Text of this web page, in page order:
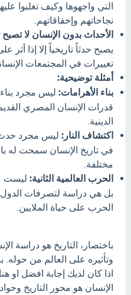
التي واجهوها وكيف تغلبوا
نجاحاتهم وإخفاقاتهم.
الأحداث بدون الإنسان لا تصبح
يصبح حدثاً تاريخياً إلا إذا أثر
تغييرات في المجتمعات
أمثلة توضيحية:
بناء الأهرامات: ليس مجرد
قدرات الإنسان المصري
الدينية.
اكتشاف النار: ليس مجرد
في تاريخ الإنسان سمحت له
مختلفة.
الحرب العالمية الثانية: ليست
بل هي دراسة لتصرفات الدول،
الحرب على حياة الملايين.
باختصار، التاريخ هو دراسة
وتأثيره على العالم من حوله.
اذا كان لديك إجابة افضل او
الإنسان هو محور التاريخ